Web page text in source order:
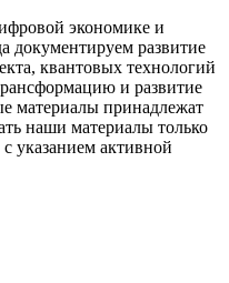
экономике и
документируем развитие
квантовых технологий
и развитие
материалы принадлежат
наши материалы только
указанием активной